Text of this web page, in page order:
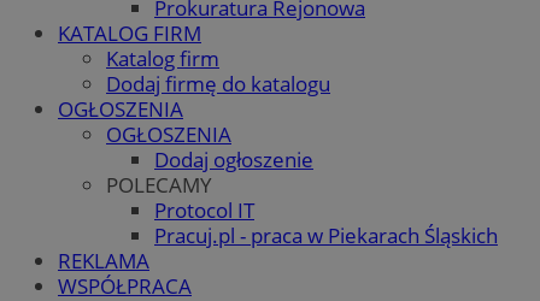
Prokuratura Rejonowa
KATALOG FIRM
Katalog firm
Dodaj firmę do katalogu
OGŁOSZENIA
OGŁOSZENIA
Dodaj ogłoszenie
POLECAMY
Protocol IT
Pracuj.pl - praca w Piekarach Śląskich
REKLAMA
WSPÓŁPRACA